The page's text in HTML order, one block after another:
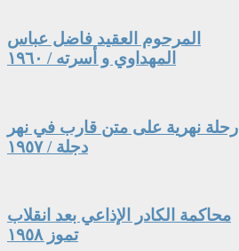
المرحوم العقيد فاضل عباس
المهداوي و أسرته / ١٩٦٠
رحلة نهرية على متن قارب في نهر
دجلة / ١٩٥٧
محاكمة الكادر الإذاعي بعد انقلاب
تموز ١٩٥٨